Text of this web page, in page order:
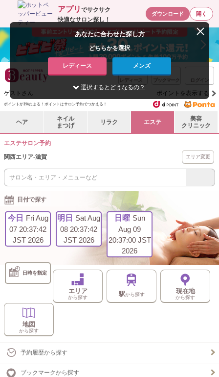
アプリ でサクサク
快適なサロン探し！
ダウンロード 開く
レディース ブックマーク ログイン
ゲストさん ポイントを表示する
ポイントが1%たまる！ポイントはサロン予約でつかえる！
ヘア
ネイル
まつげ
リラク エステ
美容
クリニック
エステサロン予約
関西エリア-滋賀 エリア変更
日付で探す
今日 Fri Aug
07 20:37:42
JST 2026
明日 Sat Aug
08 20:37:42
JST 2026
日曜 Sun
Aug 09
20:37:00 JST
2026
日時を指定
エリア
から探す 駅から探す 現在地
から探す
地図
から探す
予約履歴から探す
ブックマークから探す
あなたに合わせた探し方
どちらかを選択
レディース メンズ
選択するとどうなるの？